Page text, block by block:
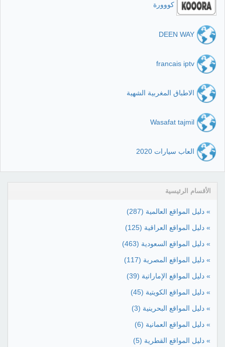
كووورة
DEEN WAY
francais iptv
الاطباق المغربية الشهية
Wasafat tajmil
العاب سيارات 2020
الأقسام الرئيسية
» دليل المواقع العالمية (287)
» دليل المواقع العراقية (125)
» دليل المواقع السعودية (463)
» دليل المواقع المصرية (117)
» دليل المواقع الإماراتية (39)
» دليل المواقع الكويتية (45)
» دليل المواقع البحرينية (3)
» دليل المواقع العمانية (6)
» دليل المواقع القطرية (5)